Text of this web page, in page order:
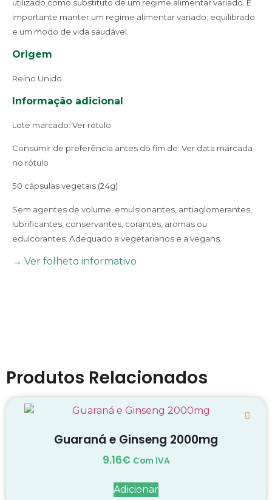
utilizado como substituto de um regime alimentar variado. É
importante manter um regime alimentar variado, equilibrado
e um modo de vida saudável.
Origem
Reino Unido
Informação adicional
Lote marcado: Ver rótulo
Consumir de preferência antes do fim de: Ver data marcada
no rótulo
50 cápsulas vegetais (24g)
Sem agentes de volume, emulsionantes, antiaglomerantes,
lubrificantes, conservantes, corantes, aromas ou
edulcorantes. Adequado a vegetarianos e a vegans.
→ Ver folheto informativo
Produtos Relacionados
Guaraná e Ginseng 2000mg
9.16€ Com IVA
Adicionar